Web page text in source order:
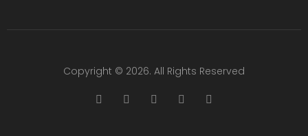
Copyright © 2026. All Rights Reserved